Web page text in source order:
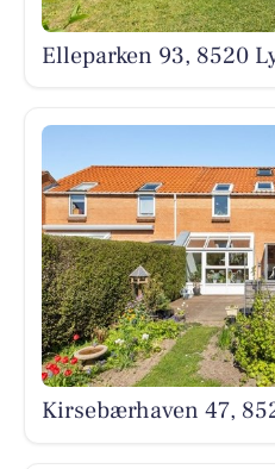
Elleparken 93, 8520
Kirsebærhaven 47,